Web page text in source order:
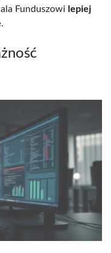
Funduszowi lepiej
.